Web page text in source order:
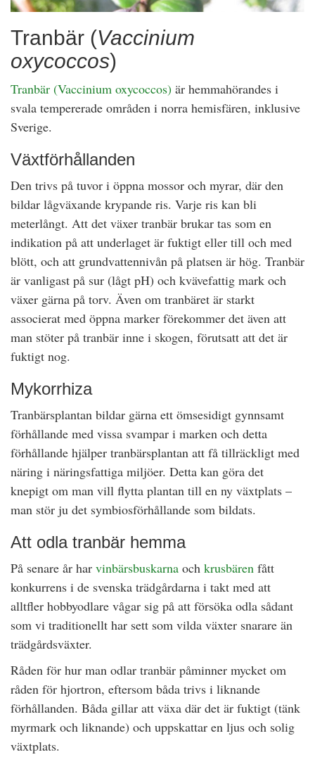
Tranbär (Vaccinium
oxycoccos)
Tranbär (Vaccinium oxycoccos) är hemmahörandes i
svala tempererade områden i norra hemisfären, inklusive
Sverige.
Växtförhållanden
Den trivs på tuvor i öppna mossor och myrar, där den
bildar lågväxande krypande ris. Varje ris kan bli
meterlångt. Att det växer tranbär brukar tas som en
indikation på att underlaget är fuktigt eller till och med
blött, och att grundvattennivån på platsen är hög. Tranbär
är vanligast på sur (lågt pH) och kvävefattig mark och
växer gärna på torv. Även om tranbäret är starkt
associerat med öppna marker förekommer det även att
man stöter på tranbär inne i skogen, förutsatt att det är
fuktigt nog.
Mykorrhiza
Tranbärsplantan bildar gärna ett ömsesidigt gynnsamt
förhållande med vissa svampar i marken och detta
förhållande hjälper tranbärsplantan att få tillräckligt med
näring i näringsfattiga miljöer. Detta kan göra det
knepigt om man vill flytta plantan till en ny växtplats –
man stör ju det symbiosförhållande som bildats.
Att odla tranbär hemma
På senare år har vinbärsbuskarna och krusbären fått
konkurrens i de svenska trädgårdarna i takt med att
alltfler hobbyodlare vågar sig på att försöka odla sådant
som vi traditionellt har sett som vilda växter snarare än
trädgårdsväxter.
Råden för hur man odlar tranbär påminner mycket om
råden för hjortron, eftersom båda trivs i liknande
förhållanden. Båda gillar att växa där det är fuktigt (tänk
myrmark och liknande) och uppskattar en ljus och solig
växtplats.